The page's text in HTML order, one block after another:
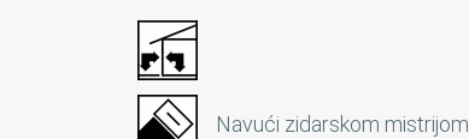
Navući zidarskom mistrijom